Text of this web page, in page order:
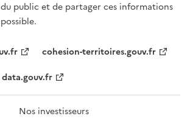
public et de partager ces informations
cohesion-territoires.gouv.fr
data.gouv.fr
Nos investisseurs